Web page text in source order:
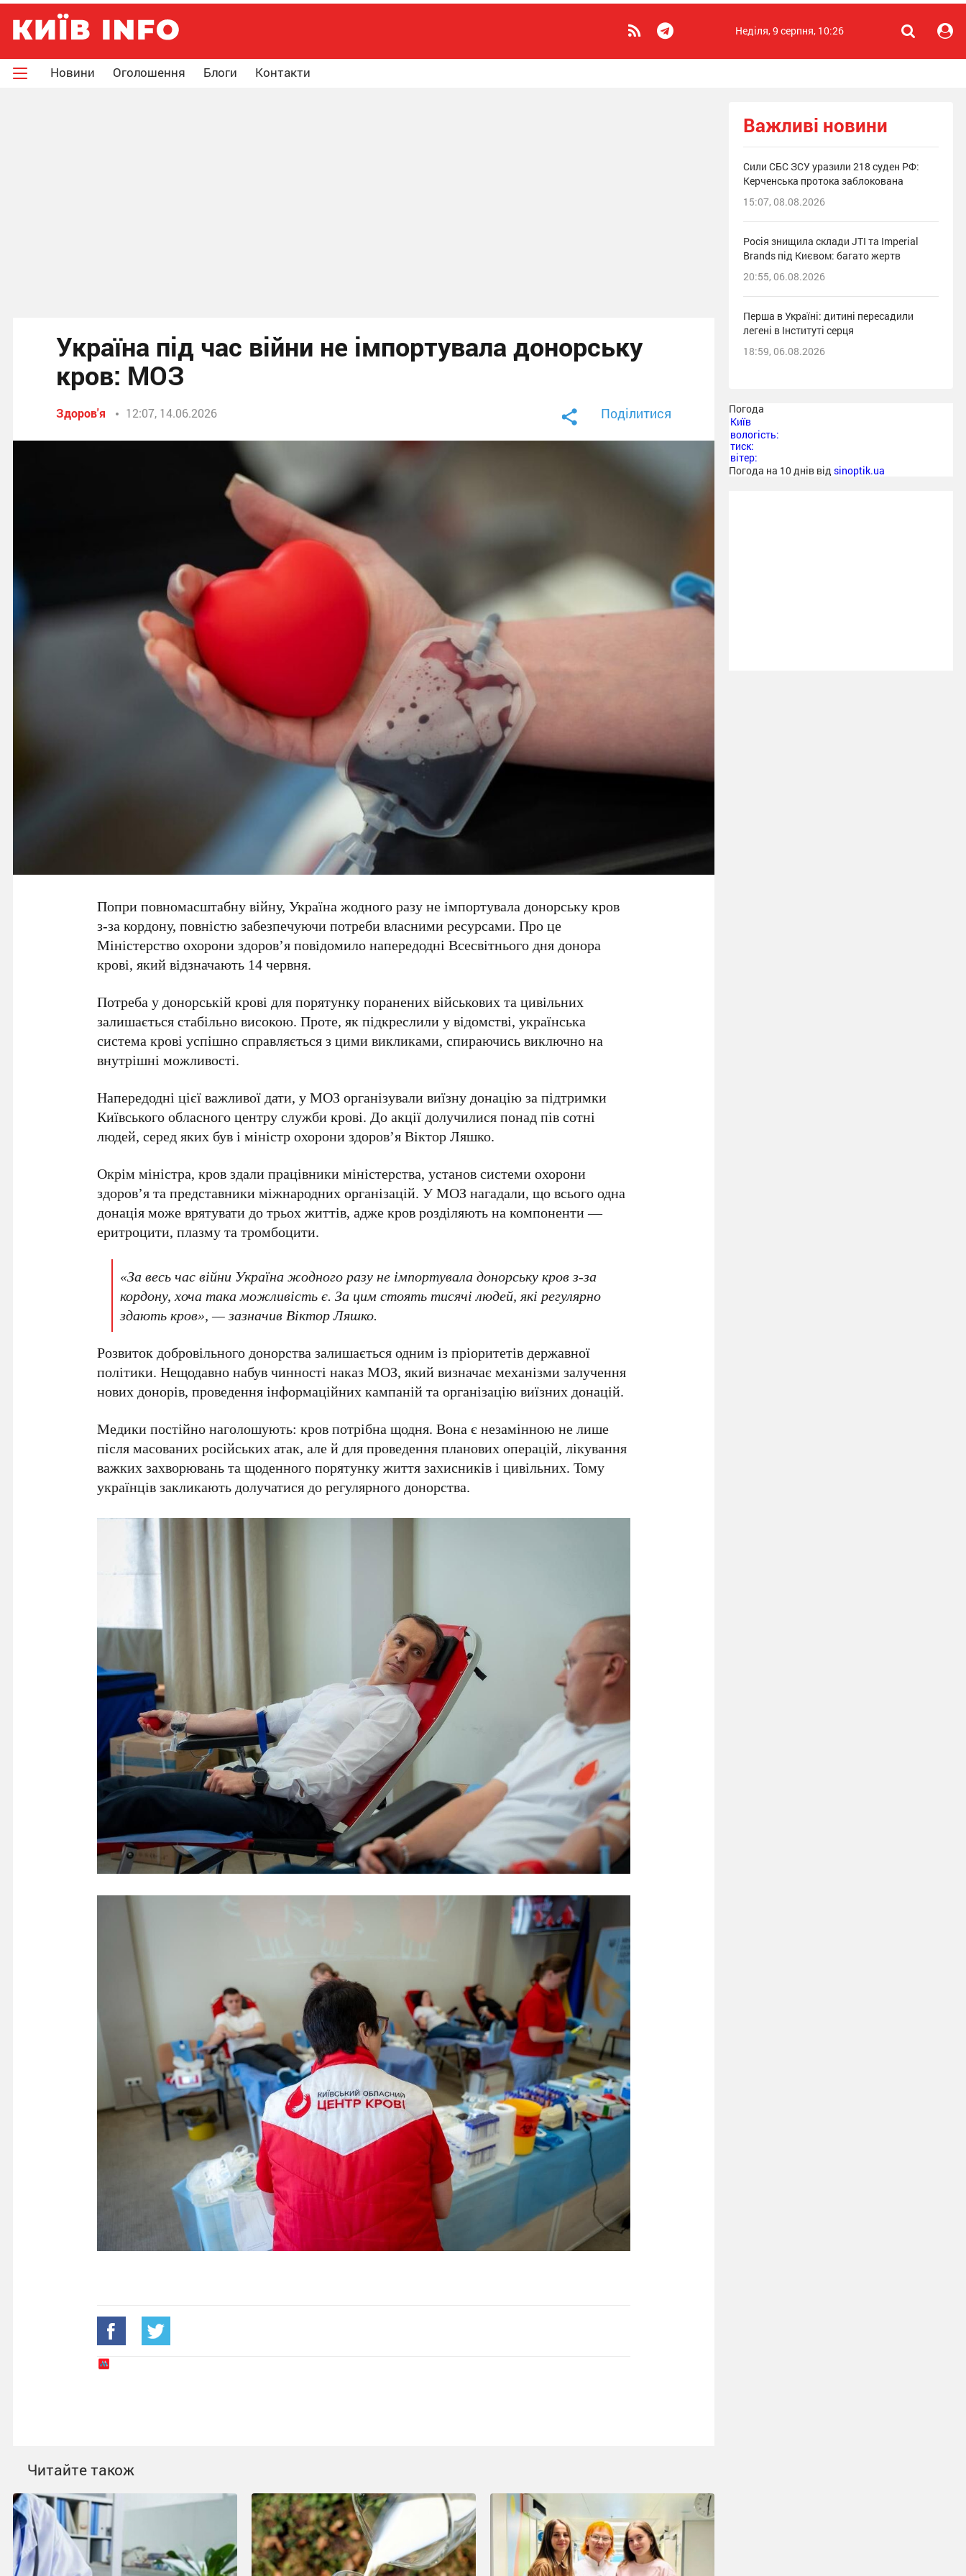
Неділя, 9 серпня, 10:26
Новини Оголошення Блоги Контакти
Україна під час війни не імпортувала донорську
кров: МОЗ
Здоров'я 12:07, 14.06.2026 Поділитися
Попри повномасштабну війну,Україна жодного разу не імпортувала донорську кров
з-за кордону, повністю забезпечуючи потреби власними ресурсами. Про це
Міністерство охорони здоров’яповідомило напередодніВсесвітнього дня донора
крові, який відзначають 14 червня.
Потреба у донорській крові для порятунку поранених військових та цивільних
залишається стабільно високою. Проте, як підкреслили у відомстві, українська
система крові успішно справляється з цими викликами, спираючись виключно на
внутрішні можливості.
Напередодні цієї важливої дати, у МОЗ організували виїзну донацію за підтримки
Київського обласного центру служби крові. До акції долучилися понадпів сотні
людей, серед яких був іміністр охорони здоров’я Віктор Ляшко.
Окрім міністра, кров здали працівники міністерства, установ системи охорони
здоров’я та представники міжнародних організацій. У МОЗ нагадали, що всьогоодна
донація може врятувати до трьох життів, адже кров розділяють на компоненти —
еритроцити, плазму та тромбоцити.
«За весь час війни Україна жодного разу не імпортувала донорську кров з-за
кордону, хоча така можливість є. За цим стоять тисячі людей, які регулярно
здають кров», — зазначивВіктор Ляшко.
Розвиток добровільного донорства залишається одним із пріоритетів державної
політики. Нещодавно набув чинності наказ МОЗ, який визначає механізми залучення
нових донорів, проведення інформаційних кампаній та організацію виїзних донацій.
Медики постійно наголошують: кров потрібна щодня. Вона є незамінною не лише
після масованих російських атак, але й для проведення планових операцій, лікування
важких захворювань та щоденного порятунку життя захисників і цивільних. Тому
українців закликають долучатися до регулярного донорства.
Читайте також
Важливі новини
Сили СБС ЗСУ уразили 218 суден РФ:
Керченська протока заблокована
15:07, 08.08.2026
Росія знищила склади JTI та Imperial
Brands під Києвом: багато жертв
20:55, 06.08.2026
Перша в Україні: дитині пересадили
легені в Інституті серця
18:59, 06.08.2026
Погода
Київ
вологість:
тиск:
вітер:
Погода на 10 днів від sinoptik.ua